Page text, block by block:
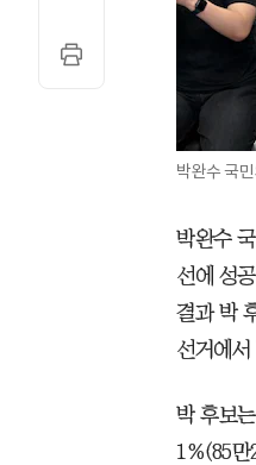
박완수 국
박완수
선에 성
결과 박
선거에
박 후보
1%(85만